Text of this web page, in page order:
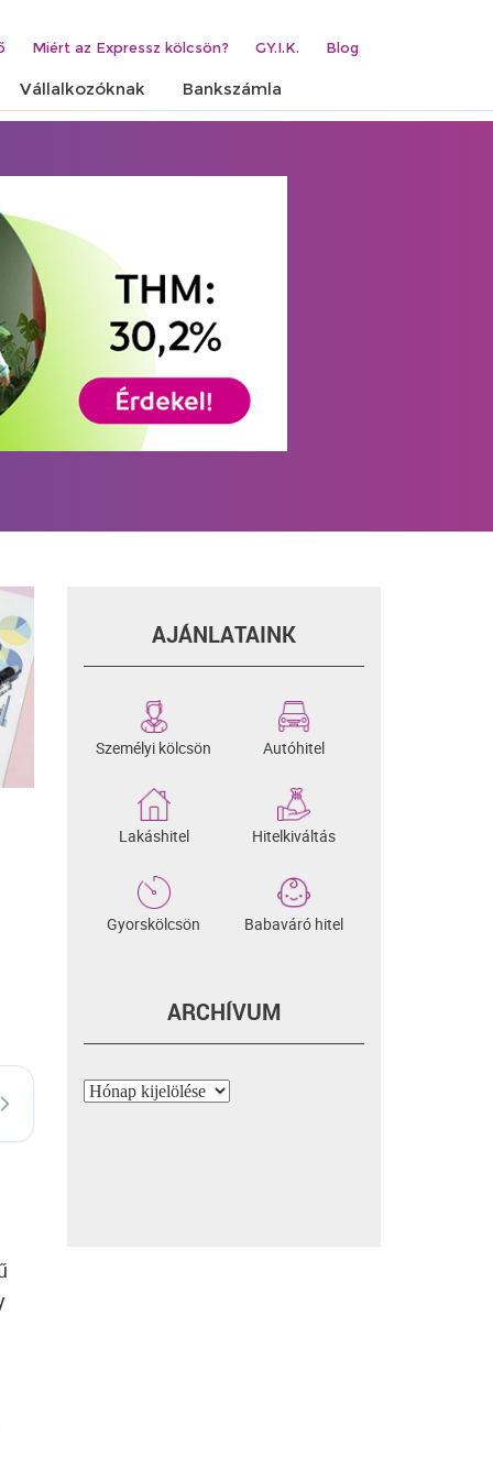
Miért az Expressz kölcsön? GY.I.K. Blog
Vállalkozóknak Bankszámla
AJÁNLATAINK
Személyi kölcsön Autóhitel
Lakáshitel Hitelkiváltás
Gyorskölcsön Babaváró hitel
ARCHÍVUM
Archívum